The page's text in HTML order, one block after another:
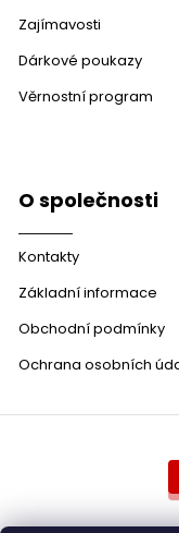
Zajímavosti
Dárkové poukazy
Věrnostní program
O společnosti
Kontakty
Základní informace
Obchodní podmínky
Ochrana osobních